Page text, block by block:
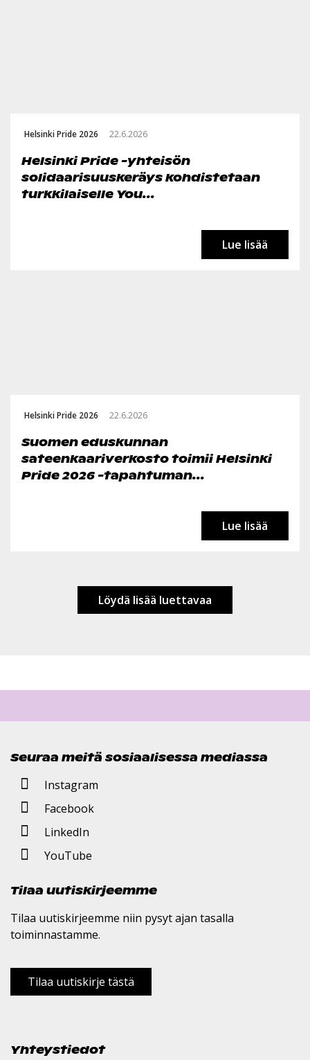
Helsinki Pride 2026 22.6.2026
Helsinki Pride -yhteisön
solidaarisuuskeräys kohdistetaan
turkkilaiselle You...
Lue lisää
Helsinki Pride 2026 22.6.2026
Suomen eduskunnan
sateenkaariverkosto toimii Helsinki
Pride 2026 -tapahtuman...
Lue lisää
Löydä lisää luettavaa
Seuraa meitä sosiaalisessa mediassa
Instagram
Facebook
LinkedIn
YouTube
Tilaa uutiskirjeemme
Tilaa uutiskirjeemme niin pysyt ajan tasalla
toiminnastamme.
Tilaa uutiskirje tästä
Yhteystiedot